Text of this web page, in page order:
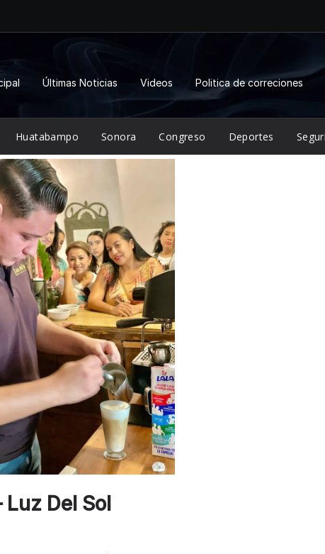
Últimas Noticias Videos Politica de correciones
Huatabampo Sonora Congreso Deportes
Del Sol